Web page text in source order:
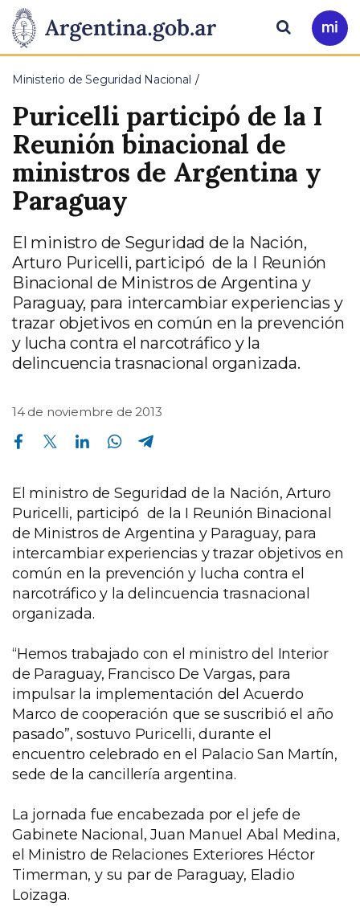
Presidencia
de
la
Nación
Pasar al contenido principal
Ir
a
Buscar
Ministerio de Seguridad Nacional
Puricelli participó de la I
Reunión binacional de
ministros de Argentina y
Paraguay
El ministro de Seguridad de la Nación,
Arturo Puricelli, participó de la I Reunión
Binacional de Ministros de Argentina y
Paraguay, para intercambiar experiencias y
trazar objetivos en común en la prevención
y lucha contra el narcotráfico y la
delincuencia trasnacional organizada.
14 de noviembre de 2013
Compartir en Facebook Compartir en Twitter Compartir en Linkedin Compartir en Whatsapp
El ministro de Seguridad de la Nación, Arturo
Puricelli, participó de la I Reunión Binacional
de Ministros de Argentina y Paraguay, para
intercambiar experiencias y trazar objetivos en
común en la prevención y lucha contra el
narcotráfico y la delincuencia trasnacional
organizada.
“Hemos trabajado con el ministro del Interior
de Paraguay, Francisco De Vargas, para
impulsar la implementación del Acuerdo
Marco de cooperación que se suscribió el año
pasado”, sostuvo Puricelli, durante el
encuentro celebrado en el Palacio San Martín,
sede de la cancillería argentina.
La jornada fue encabezada por el jefe de
Gabinete Nacional, Juan Manuel Abal Medina,
el Ministro de Relaciones Exteriores Héctor
Timerman, y su par de Paraguay, Eladio
Loizaga.